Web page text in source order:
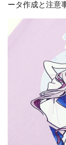
ータ作成と注意